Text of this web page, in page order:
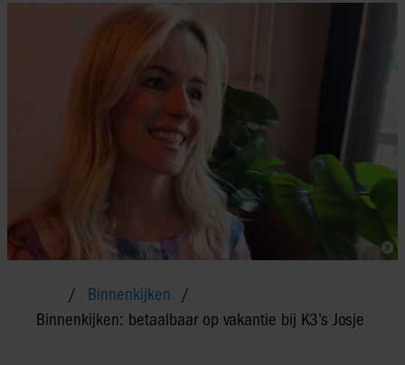
Binnenkijken
Binnenkijken: betaalbaar op vakantie bij K3’s Josje